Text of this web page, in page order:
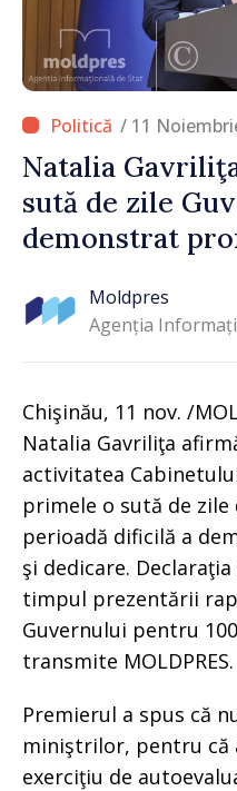
/ 11
Natalia
sută de zile
demonstrat
Moldpres
Agenția
Chişinău, 11 nov. /
Natalia Gavriliţa
activitatea
primele o sută de
perioadă dificilă a
şi dedicare.
timpul prezentării
Guvernului pentru
transmite MOLDPRES.
Premierul a spus că
miniştrilor, pentru că
exerciţiu de